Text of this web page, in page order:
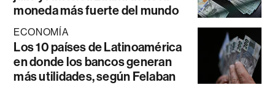
moneda más fuerte del mundo
ECONOMÍA
Los 10 países de Latinoamérica
en donde los bancos generan
más utilidades, según Felaban